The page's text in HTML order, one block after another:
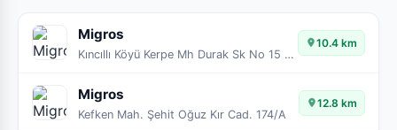
Migros
Kıncıllı Köyü Kerpe Mh Durak Sk No 15 Kerpe
10.4 km
Migros
Kefken Mah. Şehit Oğuz Kır Cad. 174/A
12.8 km